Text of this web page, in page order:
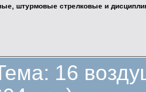
штурмовые стрелковые и
16